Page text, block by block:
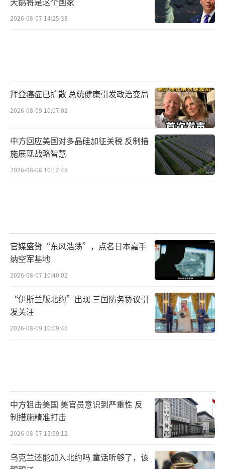
2026-08-07 14:25:38
拜登癌症已扩散 总统健康引发政治变局
2026-08-09 10:07:02
中方回应美国对多晶硅加征关税 反制措
施展现战略智慧
2026-08-08 10:12:45
官媒盛赞“东风浩荡”，点名日本嘉手
纳空军基地
2026-08-07 10:40:02
“伊斯兰版北约”出现 三国防务协议引
发关注
2026-08-09 10:09:45
中方狙击美国 美官员意识到严重性 反
制措施精准打击
2026-08-07 15:59:12
乌克兰还能加入北约吗 童话听够了，该